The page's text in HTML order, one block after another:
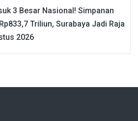
3 Besar Nasional! Simpanan
Triliun, Surabaya Jadi Raja
2026